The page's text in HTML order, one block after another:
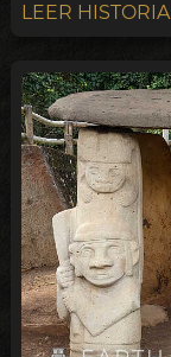
LEER HISTORIA